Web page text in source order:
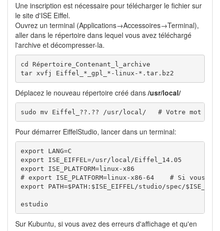
Une inscription est nécessaire pour télécharger le fichier sur
le site d'ISE Eiffel.
Ouvrez un terminal (Applications→Accessoires→Terminal),
aller dans le répertoire dans lequel vous avez téléchargé
l'archive et décompresser-la.
cd
tar xvfj Eiffel_ * _gpl_ * -linux- * .tar.bz2
Déplacez le nouveau répertoire créé dans /usr/local/
sudo mv Eiffel_??.?? /usr/ local / # Votre mot de
Pour démarrer EiffelStudio, lancer dans un terminal:
export LANG
export
ISE_EIFFEL =/usr/ local /
export
ISE_PLATFORM
# export ISE_PLATFORM=linux-x86-64    # Si vous
export
PATH=$PATH : $ISE_EIFFEL /studio /spec /
estudio
Sur Kubuntu, si vous avez des erreurs d'affichage et qu'en